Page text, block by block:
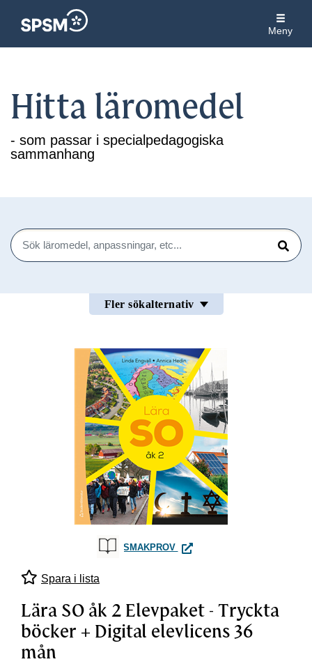
Meny
Hitta läromedel
- som passar i specialpedagogiska
sammanhang
Sök
Sök
Fler sökalternativ
SMAKPROV LÄRA SO ÅK 2 ELEVPAKET -
Spara i lista
Lära SO åk 2 Elevpaket - Tryckta
böcker + Digital elevlicens 36
mån